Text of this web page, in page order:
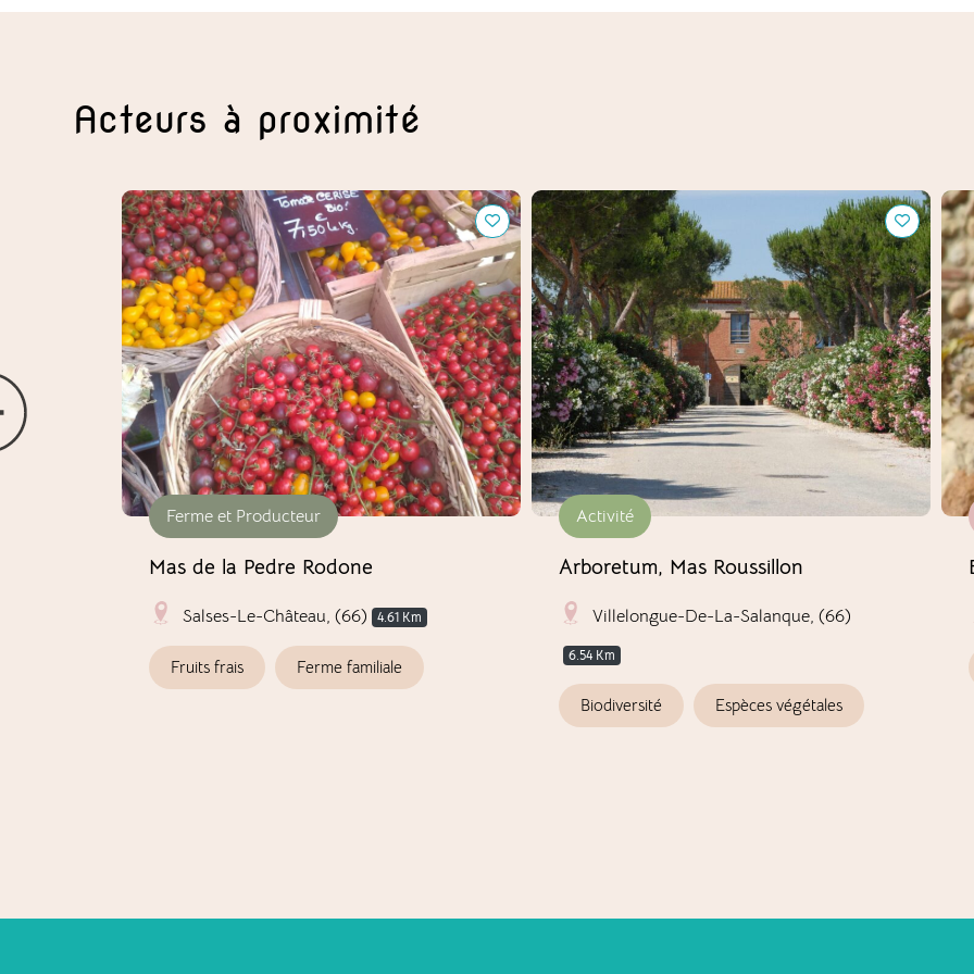
Acteurs à proximité
Ferme et Producteur
Mas de la Pedre Rodone
Salses-Le-Château, (66) 4.61 Km
Fruits frais Ferme familiale
Mas de la Pedre Rodone
Activité
Arboretum, Mas Roussillon
Villelongue-De-La-Salanque, (66)
6.54 Km
Biodiversité Espèces végétales
Arboretum, Mas Roussillon